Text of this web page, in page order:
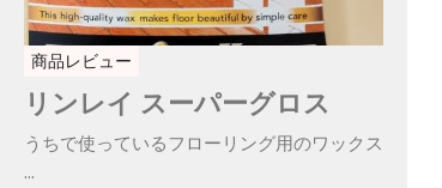
商品レビュー
リンレイ スーパーグロス
うちで使っているフローリング用のワックス
...